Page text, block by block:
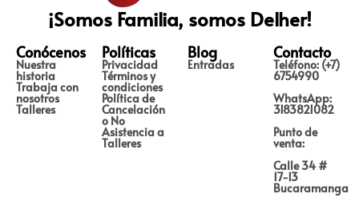
¡Somos Familia, somos Delher!
Conócenos
Nuestra
historia
Trabaja con
nosotros
Talleres
Políticas
Privacidad
Términos y
condiciones
Política de
Cancelación
o No
Asistencia a
Talleres
Blog
Entradas
Contacto
Teléfono: (+7)
6754990
WhatsApp:
3183821082
Punto de
venta:
Calle 34 #
17-13
Bucaramanga